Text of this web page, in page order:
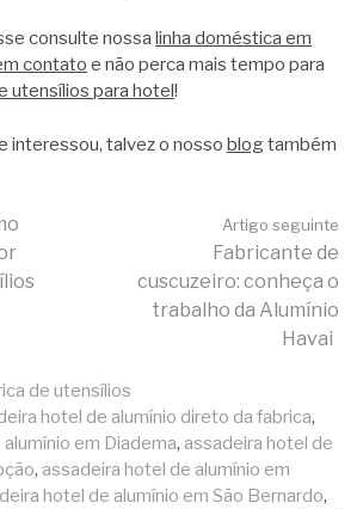
consulte nossa linha doméstica em
contato e não perca mais tempo para
utensílios para hotel!
interessou, talvez o nosso blogtambém
Artigo seguinte
Fabricante de
cuscuzeiro: conheça o
trabalho da Alumínio
Havai
de utensílios
hotel de alumínio direto da fabrica,
em Diadema, assadeira hotel de
, assadeira hotel de alumínio em
hotel de alumínio em São Bernardo,